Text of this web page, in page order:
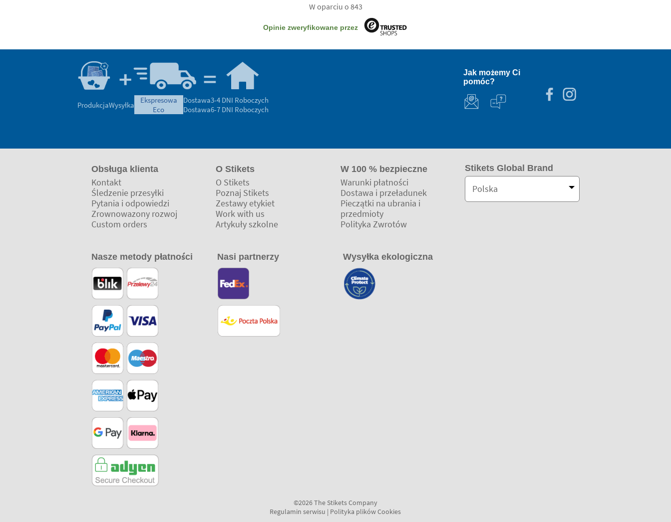
W oparciu o 843
Opinie zweryfikowane przez
ProdukcjaWysyłka
ekspresowa
eco
Dostawa3-4 DNI Roboczych
Dostawa6-7 DNI Roboczych
Jak możemy Ci
pomóc?
Obsługa klienta
Kontakt
Śledzenie przesyłki
Pytania i odpowiedzi
Zrownowazony rozwoj
Custom orders
O Stikets
O Stikets
Poznaj Stikets
Zestawy etykiet
Work with us
Artykuły szkolne
W 100 % bezpieczne
Warunki płatności
Dostawa i przeładunek
Pieczątki na ubrania i
przedmioty
Polityka Zwrotów
Stikets Global Brand
Polska
Nasze metody płatności Nasi partnerzy Wysyłka ekologiczna
©2026 The Stikets Company
Regulamin serwisu | Polityka plików Cookies